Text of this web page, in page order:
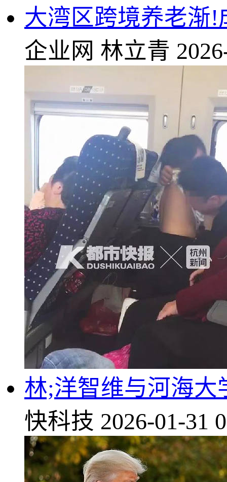
大湾区跨境养老渐!
企业网 林立青
林;洋智维与河海
快科技 2026-01-31